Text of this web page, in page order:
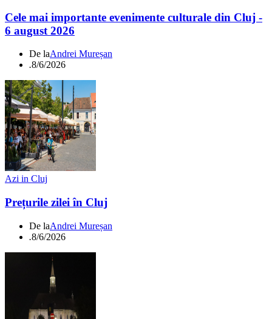
Cele mai importante evenimente culturale din Cluj -
6 august 2026
De laAndrei Mureșan
.8/6/2026
Azi in Cluj
Prețurile zilei în Cluj
De laAndrei Mureșan
.8/6/2026